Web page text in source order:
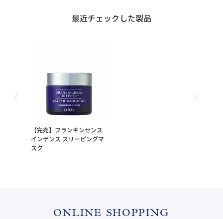
最近チェックした製品
【完売】フランキンセンス
インテンス スリーピングマ
スク
ONLINE SHOPPING